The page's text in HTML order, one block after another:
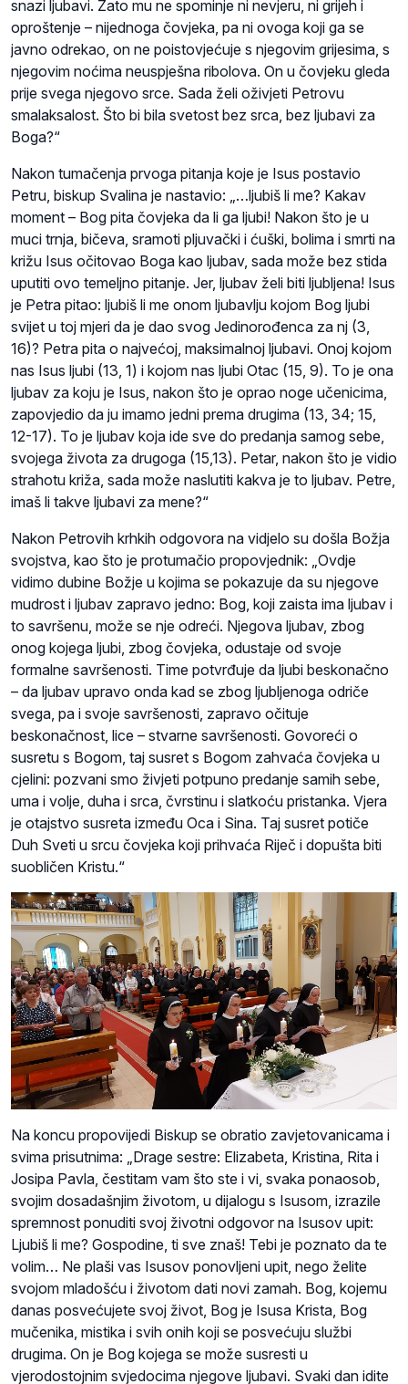
snazi ljubavi. Zato mu ne spominje ni nevjeru, ni grijeh i
oproštenje – nijednoga čovjeka, pa ni ovoga koji ga se
javno odrekao, on ne poistovjećuje s njegovim grijesima, s
njegovim noćima neuspješna ribolova. On u čovjeku gleda
prije svega njegovo srce. Sada želi oživjeti Petrovu
smalaksalost. Što bi bila svetost bez srca, bez ljubavi za
Boga?“
Nakon tumačenja prvoga pitanja koje je Isus postavio
Petru, biskup Svalina je nastavio: „…ljubiš li me? Kakav
moment – Bog pita čovjeka da li ga ljubi! Nakon što je u
muci trnja, bičeva, sramoti pljuvački i ćuški, bolima i smrti na
križu Isus očitovao Boga kao ljubav, sada može bez stida
uputiti ovo temeljno pitanje. Jer, ljubav želi biti ljubljena! Isus
je Petra pitao: ljubiš li me onom ljubavlju kojom Bog ljubi
svijet u toj mjeri da je dao svog Jedinorođenca za nj (3,
16)? Petra pita o najvećoj, maksimalnoj ljubavi. Onoj kojom
nas Isus ljubi (13, 1) i kojom nas ljubi Otac (15, 9). To je ona
ljubav za koju je Isus, nakon što je oprao noge učenicima,
zapovjedio da ju imamo jedni prema drugima (13, 34; 15,
12-17). To je ljubav koja ide sve do predanja samog sebe,
svojega života za drugoga (15,13). Petar, nakon što je vidio
strahotu križa, sada može naslutiti kakva je to ljubav. Petre,
imaš li takve ljubavi za mene?“
Nakon Petrovih krhkih odgovora na vidjelo su došla Božja
svojstva, kao što je protumačio propovjednik: „Ovdje
vidimo dubine Božje u kojima se pokazuje da su njegove
mudrost i ljubav zapravo jedno: Bog, koji zaista ima ljubav i
to savršenu, može se nje odreći. Njegova ljubav, zbog
onog kojega ljubi, zbog čovjeka, odustaje od svoje
formalne savršenosti. Time potvrđuje da ljubi beskonačno
– da ljubav upravo onda kad se zbog ljubljenoga odriče
svega, pa i svoje savršenosti, zapravo očituje
beskonačnost, lice – stvarne savršenosti. Govoreći o
susretu s Bogom, taj susret s Bogom zahvaća čovjeka u
cjelini: pozvani smo živjeti potpuno predanje samih sebe,
uma i volje, duha i srca, čvrstinu i slatkoću pristanka. Vjera
je otajstvo susreta između Oca i Sina. Taj susret potiče
Duh Sveti u srcu čovjeka koji prihvaća Riječ i dopušta biti
suobličen Kristu.“
Na koncu propovijedi Biskup se obratio zavjetovanicama i
svima prisutnima: „Drage sestre: Elizabeta, Kristina, Rita i
Josipa Pavla, čestitam vam što ste i vi, svaka ponaosob,
svojim dosadašnjim životom, u dijalogu s Isusom, izrazile
spremnost ponuditi svoj životni odgovor na Isusov upit:
Ljubiš li me? Gospodine, ti sve znaš! Tebi je poznato da te
volim… Ne plaši vas Isusov ponovljeni upit, nego želite
svojom mladošću i životom dati novi zamah. Bog, kojemu
danas posvećujete svoj život, Bog je Isusa Krista, Bog
mučenika, mistika i svih onih koji se posvećuju službi
drugima. On je Bog kojega se može susresti u
vjerodostojnim svjedocima njegove ljubavi. Svaki dan idite